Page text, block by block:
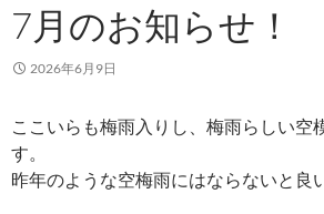
7月のお知らせ！
2026年6月9日
ここいらも梅雨入りし、梅雨らしい空
す。
昨年のような空梅雨にはならないと良